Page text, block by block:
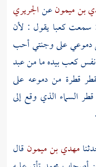
بن ميمونعنالجريري
سمعتكعبا يقول : لأن
دموعي على وجنتي أحب
كعببيده ما من عبد
قطرة من دموعه على
السماء الذي وقع إلى
مهدي بن ميمون قال